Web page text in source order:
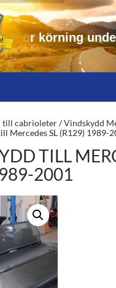
ing unde
körning under bar
till cabrioleter/Vindskydd
Mercedes SL (R129) 1989-
TILL
2001